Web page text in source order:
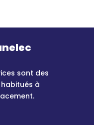
sont des
à